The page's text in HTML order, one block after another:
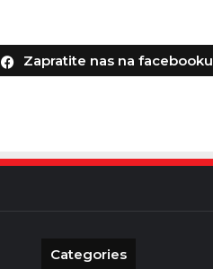
Zapratite nas na facebooku
Categories